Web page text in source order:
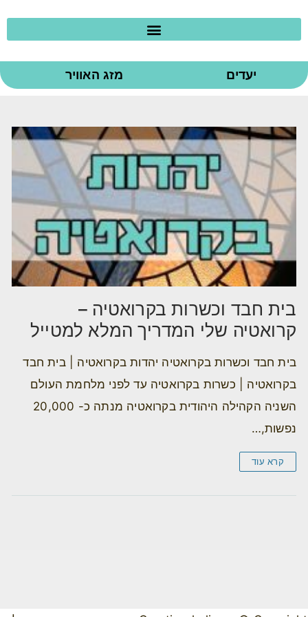
יעדים מזג האוויר
בית חבד וכשרות בקרואטיה –
קרואטיה שלי המדריך המלא למטייל
בית חבד וכשרות בקרואטיה יהדות בקרואטיה | בית חבד
בקרואטיה | כשרות בקרואטיה עד לפני מלחמת העולם
השניה הקהילה היהודית בקרואטיה מנתה כ- 20,000
נפשות,…
קרא עוד